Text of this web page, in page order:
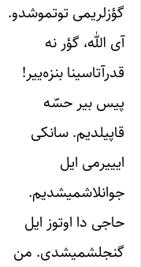
گؤزلریمی توتموشدو.
آی الله، گؤر نه
قدرآتاسینا بنزه‌ییر!
پیس بیر حسّه
قاپیلدیم. سانکی
ایییرمی ایل
جوانلاشمیشدیم.
حاجی دا اوتوز ایل
گنجلشمیشدی. من